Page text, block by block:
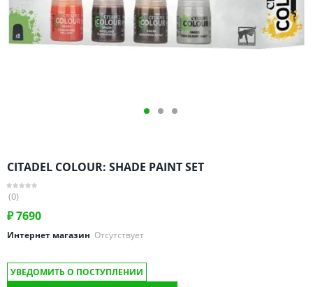
Оренбургская область
Пензенская область
Саратовская область
Свердловская область
Смоленская область
Ставропольский край
Татарстан
CITADEL COLOUR: SHADE PAINT SET
(0)
₽7690
Интернет магазин Отсутствует
УВЕДОМИТЬ О ПОСТУПЛЕНИИ